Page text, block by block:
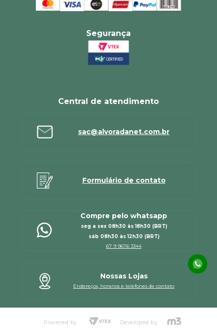
Segurança
Central de atendimento
sac@alvoradanet.com.br
Formulário de contato
Compre pelo whatsapp
seg a sex 08h30 às 18h30 (BRT)
sáb 08h30 às 12h30 (BRT)
67 9 9676 3344
Nossas Lojas
Endereços, horarios e telefones de contato
Powered by Developed by